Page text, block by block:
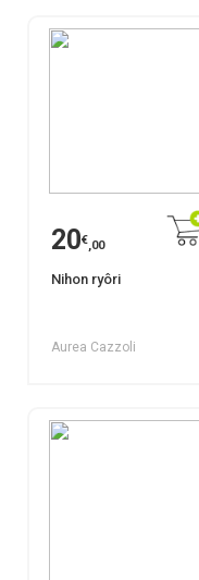
20€,00
Nihon ryôri
Aurea Cazzoli